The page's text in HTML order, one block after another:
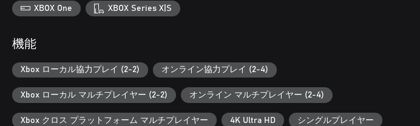
XBOX One XBOX Series X|S
機能
Xbox ローカル協力プレイ (2-2) オンライン協力プレイ (2-4)
Xbox ローカル マルチプレイヤー (2-2) オンライン マルチプレイヤー (2-4)
Xbox クロス プラットフォーム マルチプレイヤー 4K Ultra HD シングルプレイヤー